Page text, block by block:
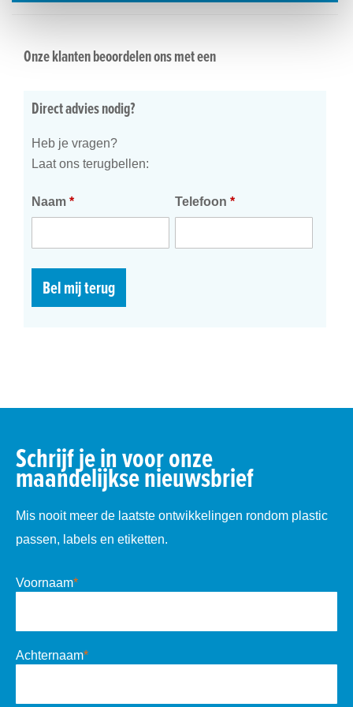
Onze klanten beoordelen ons met een
Direct advies nodig?
Heb je vragen?
Laat ons terugbellen:
Naam * Telefoon *
Bel mij terug
Schrijf je in voor onze
maandelijkse nieuwsbrief
Mis nooit meer de laatste ontwikkelingen rondom plastic
passen, labels en etiketten.
Voornaam*
Achternaam*